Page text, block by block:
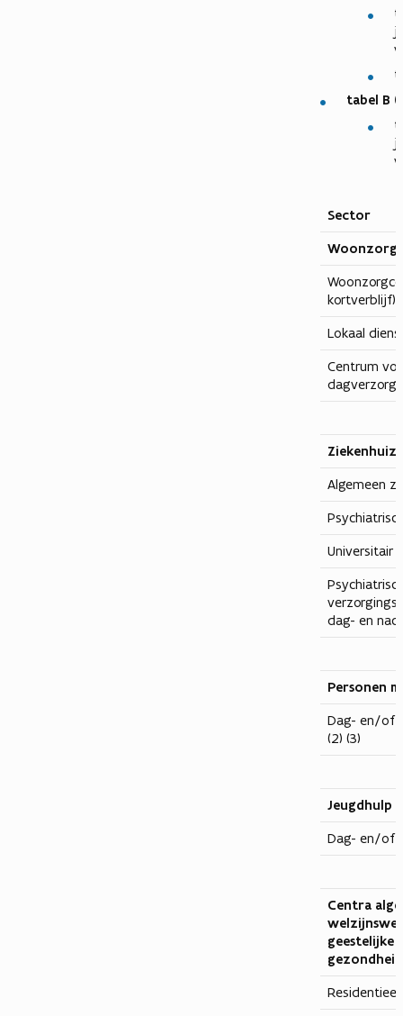
tabel B
Sector
Woonzorg
kortverblijf)
Lokaal
Centrum
Algemeen
Universitair
dag- en
Personen
Dag- en/of
(2) (3)
Jeugdhulp
Dag- en/of
Centra
geestelijke
Residentieel